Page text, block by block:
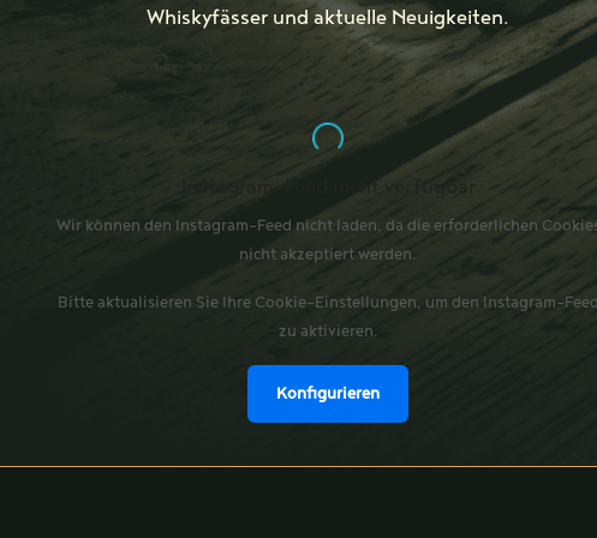
Whiskyfässer und aktuelle Neuigkeiten.
Instagram-Feed nicht verfügbar
Wir können den Instagram-Feed nicht laden, da die erforderlichen
nicht akzeptiert werden.
Bitte aktualisieren Sie Ihre Cookie-Einstellungen, um den Instagram-
zu aktivieren.
Konfigurieren